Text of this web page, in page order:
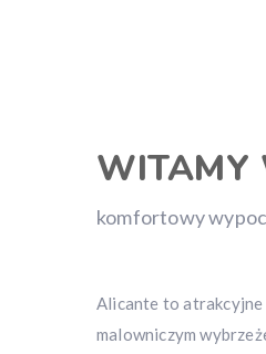
komfortowy
Alicante to atrakcyjne
malowniczym